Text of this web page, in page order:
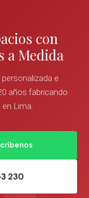
con
a Medida
e
años fabricando
Lima.
230